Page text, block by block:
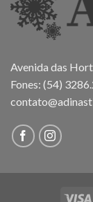
Avenida das
Fones: (54)